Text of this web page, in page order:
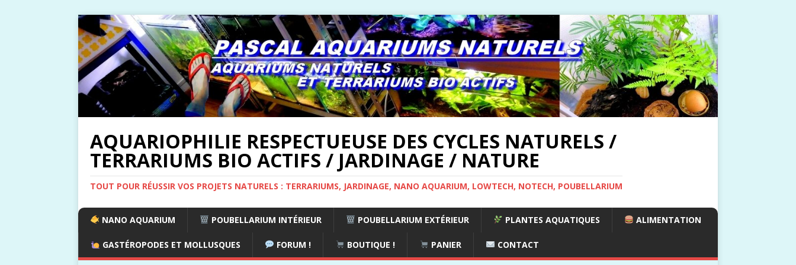
AQUARIOPHILIE RESPECTUEUSE DES CYCLES NATURELS /
TERRARIUMS BIO ACTIFS / JARDINAGE / NATURE
TOUT POUR RÉUSSIR VOS PROJETS NATURELS : TERRARIUMS, JARDINAGE, NANO AQUARIUM, LOWTECH, NOTECH, POUBELLARIUM
NANO AQUARIUM POUBELLARIUM INTÉRIEUR POUBELLARIUM EXTÉRIEUR PLANTES AQUATIQUES ALIMENTATION
GASTÉROPODES ET MOLLUSQUES FORUM ! BOUTIQUE ! PANIER CONTACT